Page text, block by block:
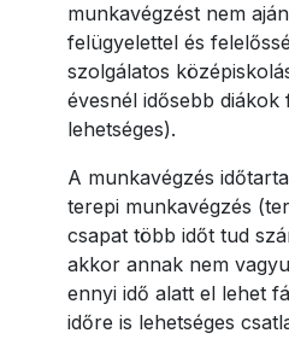
munkavégzést nem
felügyelettel és
szolgálatos
évesnél idősebb diákok
lehetséges).
A munkavégzés
terepi munkavégzés
csapat több időt tud
akkor annak nem
ennyi idő alatt el lehet
időre is lehetséges